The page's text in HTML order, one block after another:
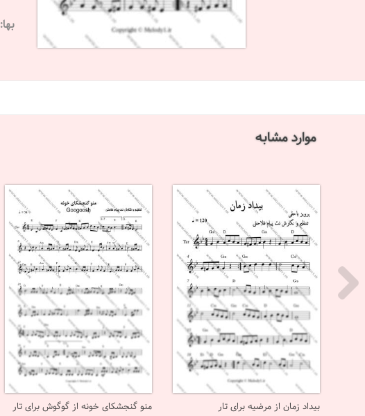
بها:
موارد مشابه
بیداد زمان از مرضیه برای تار منو گنجشکای خونه از گوگوش برای تار